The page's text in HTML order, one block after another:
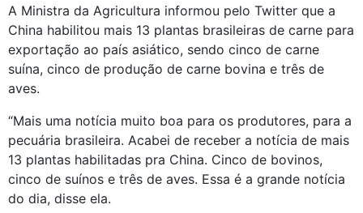
A Ministra da Agricultura informou pelo Twitter que a
China habilitou mais 13 plantas brasileiras de carne para
exportação ao país asiático, sendo cinco de carne
suína, cinco de produção de carne bovina e três de
aves.
“Mais uma notícia muito boa para os produtores, para a
pecuária brasileira. Acabei de receber a notícia de mais
13 plantas habilitadas pra China. Cinco de bovinos,
cinco de suínos e três de aves. Essa é a grande notícia
do dia, disse ela.